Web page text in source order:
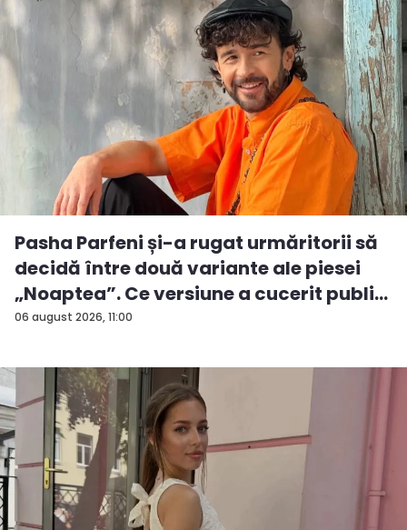
06 august 2026, 11:00
Pasha Parfeni și-a rugat urmăritorii să
decidă între două variante ale piesei
„Noaptea”. Ce versiune a cucerit publi...